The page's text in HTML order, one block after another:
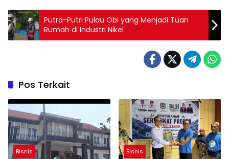
Putra-Putri Pulau Obi yang Menjadi Tuan
Rumah di Industri Nikel
Pos Terkait
Bisnis Bisnis